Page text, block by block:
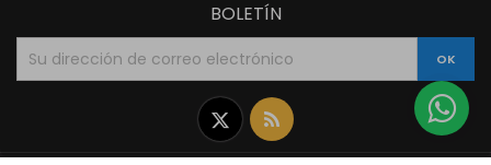
BOLETÍN
Twitter
Rss